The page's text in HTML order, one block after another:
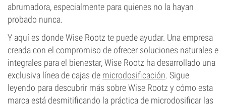
abrumadora, especialmente para quienes no la hayan
probado nunca.
Y aquí es donde Wise Rootz te puede ayudar. Una empresa
creada con el compromiso de ofrecer soluciones naturales e
integrales para el bienestar, Wise Rootz ha desarrollado una
exclusiva línea de cajas de microdosificación. Sigue
leyendo para descubrir más sobre Wise Rootz y cómo esta
marca está desmitificando la práctica de microdosificar las